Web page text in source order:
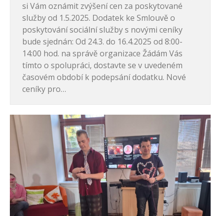
si Vám oznámit zvýšení cen za poskytované
služby od 1.5.2025. Dodatek ke Smlouvě o
poskytování sociální služby s novými ceníky
bude sjednán: Od 24.3. do 16.4.2025 od 8:00-
14:00 hod. na správě organizace Žádám Vás
tímto o spolupráci, dostavte se v uvedeném
časovém období k podepsání dodatku. Nové
ceníky pro…